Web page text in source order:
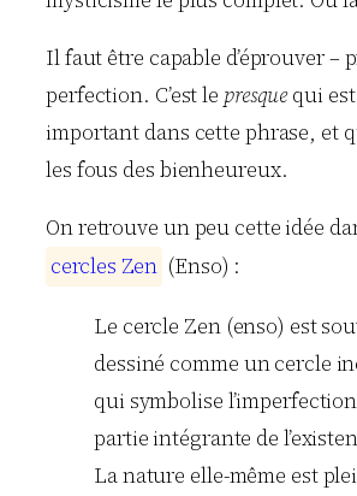
Il faut être capable d’éprouver –
perfection. C’est le presquequi
important dans cette phrase, et
les fous des bienheureux.
On retrouve un peu cette idée
cercles Zen (Enso) :
Le cercle Zen (enso) est
dessiné comme un cercle
qui symbolise
partie intégrante de
La nature elle-même est